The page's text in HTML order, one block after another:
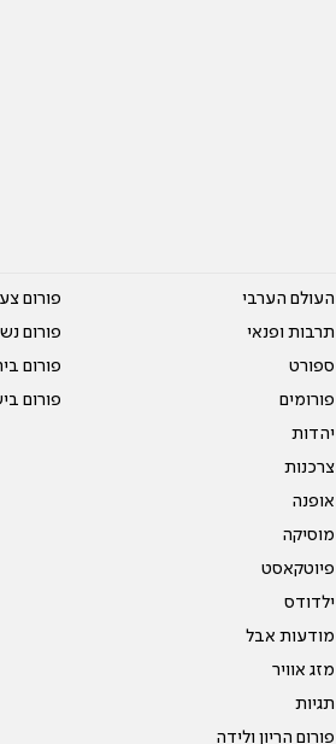
העולם הערבי
תרבות ופנאי
ספורט
פורומים
יהדות
צרכנות
אופנה
מוסיקה
פיוטקאסט
ילדודס
מודעות אבל
מזג אוויר
תגיות
פורום הריון ולידה
פורום
פורום
פורום
פורום